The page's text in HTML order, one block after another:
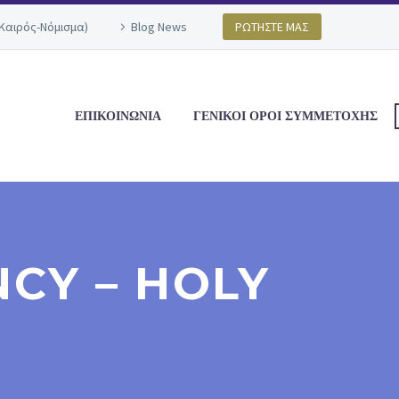
Νόμισμα) Blog News ΡΩΤΗΣΤΕ ΜΑΣ
ΕΠΙΚΟΙΝΩΝΙΑ ΓΕΝΙΚΟΙ ΟΡΟΙ ΣΥΜΜΕΤΟΧΗΣ
– HOLY